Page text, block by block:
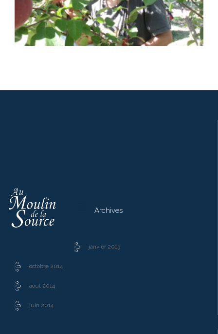
Archives
janvier 2015
octobre 2014
août 2014
juin 2014